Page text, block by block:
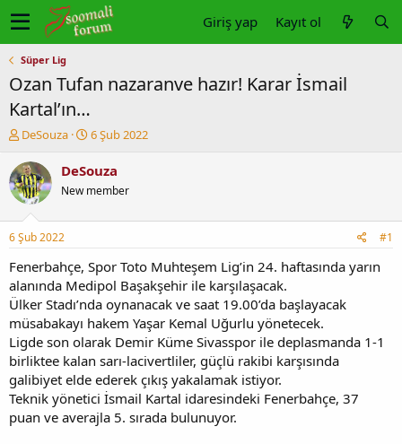
Giriş yap Kayıt ol
Süper Lig
Ozan Tufan nazaranve hazır! Karar İsmail
Kartal’ın…
K
n
u
y
b
a
ş
a
t
a
n
DeSouza
B
ş
a
ç
t
a
r
i
h
i
6 Şub 2022
DeSouza
New member
6 Şub 2022 #1
Fenerbahçe, Spor Toto Muhteşem Lig’in 24. haftasında yarın
alanında Medipol Başakşehir ile karşılaşacak.
Ülker Stadı’nda oynanacak ve saat 19.00’da başlayacak
müsabakayı hakem Yaşar Kemal Uğurlu yönetecek.
Ligde son olarak Demir Küme Sivasspor ile deplasmanda 1-1
birliktee kalan sarı-lacivertliler, güçlü rakibi karşısında
galibiyet elde ederek çıkış yakalamak istiyor.
Teknik yönetici İsmail Kartal idaresindeki Fenerbahçe, 37
puan ve averajla 5. sırada bulunuyor.